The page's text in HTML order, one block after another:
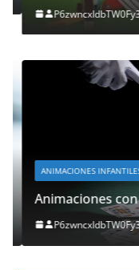
ANIMACIONES INFANTILES
Animaciones con